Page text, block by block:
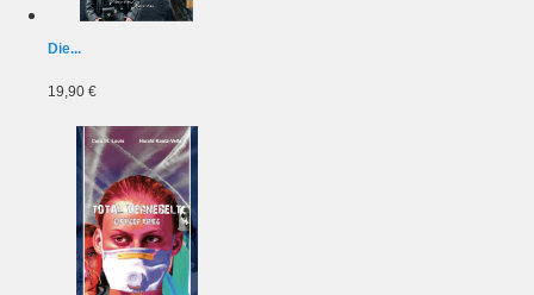
Die...
19,90 €